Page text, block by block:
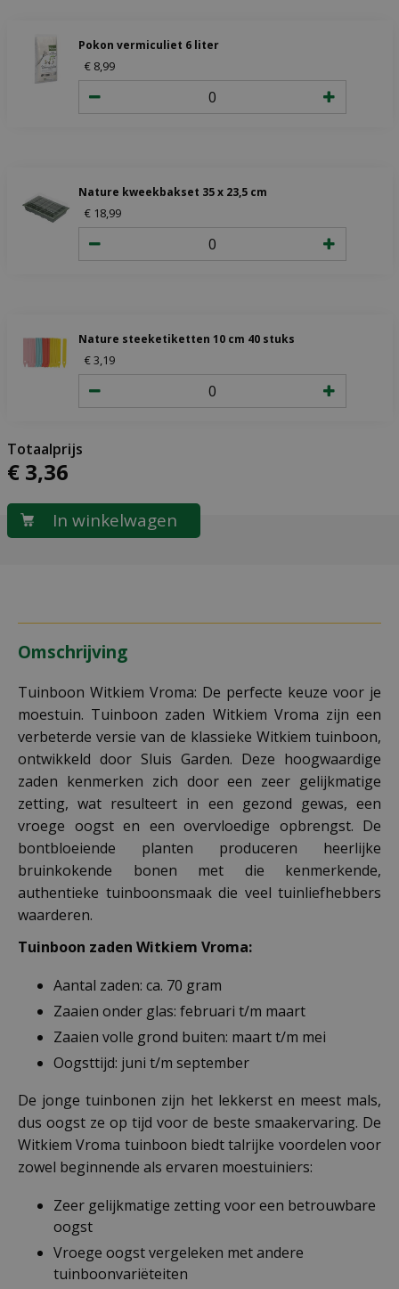
Pokon vermiculiet 6 liter
€ 8 99
Nature kweekbakset 35 x 23,5 cm
€ 18 99
Nature steeketiketten 10 cm 40 stuks
€3 19
€ 3,36
Omschrijving
Tuinboon Witkiem Vroma: De perfecte keuze voor je
moestuin. Tuinboon zaden Witkiem Vroma zijn een
verbeterde versie van de klassieke Witkiem tuinboon,
ontwikkeld door Sluis Garden. Deze hoogwaardige
zaden kenmerken zich door een zeer gelijkmatige
zetting, wat resulteert in een gezond gewas, een
vroege oogst en een overvloedige opbrengst. De
bontbloeiende planten produceren heerlijke
bruinkokende bonen met die kenmerkende,
authentieke tuinboonsmaak die veel tuinliefhebbers
waarderen.
Tuinboon zaden Witkiem Vroma:
Aantal zaden: ca. 70 gram
Zaaien onder glas: februari t/m maart
Zaaien volle grond buiten: maart t/m mei
Oogsttijd: juni t/m september
De jonge tuinbonen zijn het lekkerst en meest mals,
dus oogst ze op tijd voor de beste smaakervaring. De
Witkiem Vroma tuinboon biedt talrijke voordelen voor
zowel beginnende als ervaren moestuiniers:
Zeer gelijkmatige zetting voor een betrouwbare
oogst
Vroege oogst vergeleken met andere
tuinboonvariëteiten